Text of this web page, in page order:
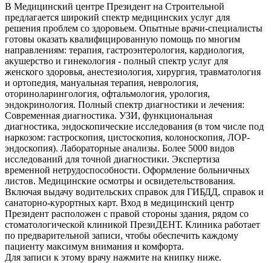
В Медицинский центре Президент на Строительной
предлагается широкий спектр медицинских услуг для
решения проблем со здоровьем. Опытные врачи-специалисты
готовы оказать квалифицированную помощь по многим
направлениям: терапия, гастроэнтерология, кардиология,
акушерство и гинекология - полный спектр услуг для
женского здоровья, анестезиология, хирургия, травматология
и ортопедия, мануальная терапия, неврология,
оториноларингология, офтальмология, урология,
эндокринология. Полный спектр диагностики и лечения:
Современная диагностика. УЗИ, функциональная
диагностика, эндоскопические исследования (в том числе под
наркозом: гастроскопия, цистоскопия, колоноскопия, ЛОР-
эндоскопия). Лабораторные анализы. Более 5000 видов
исследований для точной диагностики. Экспертиза
временной нетрудоспособности. Оформление больничных
листов. Медицинские осмотры и освидетельствования.
Включая выдачу водительских справок для ГИБДД, справок и
санаторно-курортных карт. Вход в медицинский центр
Президент расположен с правой стороны здания, рядом со
стоматологической клиникой ПрезиДЕНТ. Клиника работает
по предварительной записи, чтобы обеспечить каждому
пациенту максимум внимания и комфорта.
Для записи к этому врачу нажмите на книпку ниже.